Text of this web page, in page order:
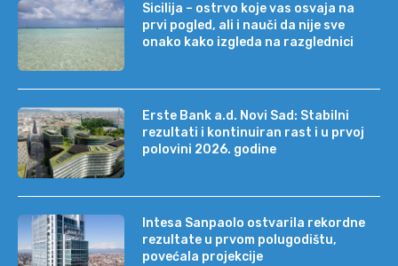
Sicilija – ostrvo koje vas osvaja na
prvi pogled, ali i nauči da nije sve
onako kako izgleda na razglednici
Erste Bank a.d. Novi Sad: Stabilni
rezultati i kontinuiran rast i u prvoj
polovini 2026. godine
Intesa Sanpaolo ostvarila rekordne
rezultate u prvom polugodištu,
povećala projekcije